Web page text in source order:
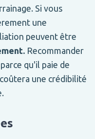
Si vous
une
peuvent être
Recommander
qu'il paie de
une crédibilité